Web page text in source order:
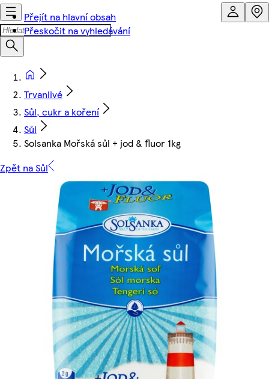
Přejít na hlavní obsah
Přeskočit na vyhledávání
Trvanlivé
Sůl, cukr a koření
Sůl
Solsanka Mořská sůl + jod & fluor 1kg
Zpět na Sůl